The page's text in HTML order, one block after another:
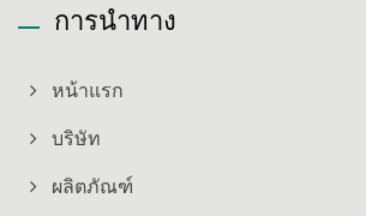
การนำทาง
หน้าแรก
บริษัท
ผลิตภัณฑ์